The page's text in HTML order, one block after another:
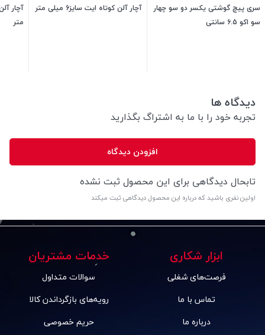
سری پیچ گوشتی یکسر دو سو چهار
سو اکو 6.5 سانتی
آچار آلن کوتاه ایت سایز6 میلی متر
متر
دیدگاه ها
تجربه خود را با ما به اشتراگ بگذارید
افزودن دیدگاه
تابحال دیدگاهی برای این محصول ثبت نشده
اولین نفری باشید که درباره این محصول دیدگاهی ثبت میکند
ابزار شکاری
فرصت‌های شغلی
تماس با ما
درباره ما
خدمات مشتریان
سوالات متداول
رویه‌های بازگرداندن کالا
حریم خصوصی